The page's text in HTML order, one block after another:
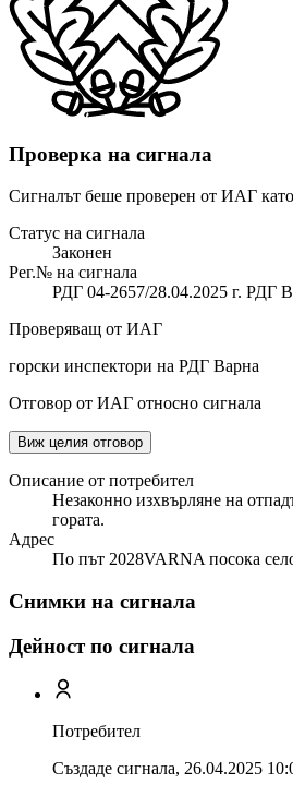
Проверка на сигнала
Сигналът беше проверен от ИАГ като
Статус на сигнала
Законен
Рег.№ на сигнала
РДГ 04-2657/28.04.2025 г. РДГ
Проверяващ от ИАГ
горски инспектори на РДГ Варна
Отговор от ИАГ относно сигнала
Виж целия отговор
Описание от потребител
Незаконно изхвърляне на
гората.
Адрес
По път 2028VARNA посока
Снимки на сигнала
Дейност по сигнала
Потребител
Създаде сигнала, 26.04.2025